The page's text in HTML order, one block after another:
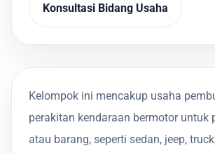
Konsultasi Bidang Usaha
Kelompok ini mencakup usaha
perakitan kendaraan bermotor untuk
atau barang, seperti sedan, jeep,